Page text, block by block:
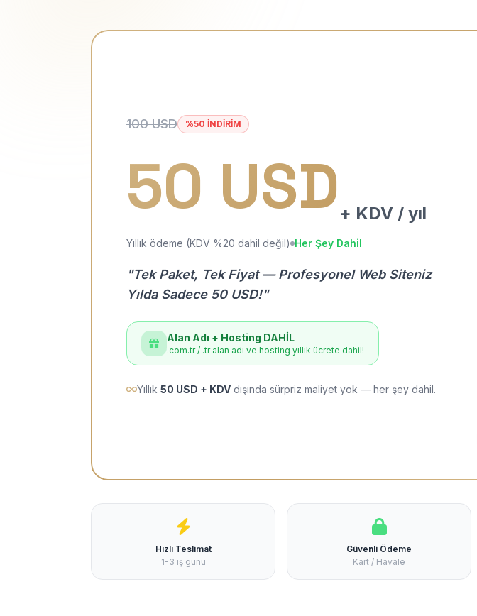
100 USD %50 İNDİRİM
50 USD + KDV / yıl
Yıllık ödeme (KDV %20 dahil değil) Her Şey Dahil
"Tek Paket, Tek Fiyat — Profesyonel Web Siteniz
Yılda Sadece 50 USD!"
Alan Adı + Hosting DAHİL
.com.tr / .tr alan adı ve hosting yıllık ücrete dahil!
Yıllık 50 USD + KDV dışında sürpriz maliyet yok — her şey dahil.
Hızlı Teslimat
1-3 iş günü
Güvenli Ödeme
Kart / Havale